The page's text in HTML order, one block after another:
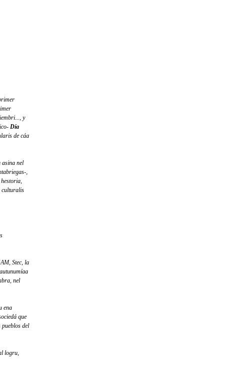
y
Día
de cáa
asina nel
,
hestoria,
culturalis
Stec, la
nel
ena
que
pueblos del
logru,